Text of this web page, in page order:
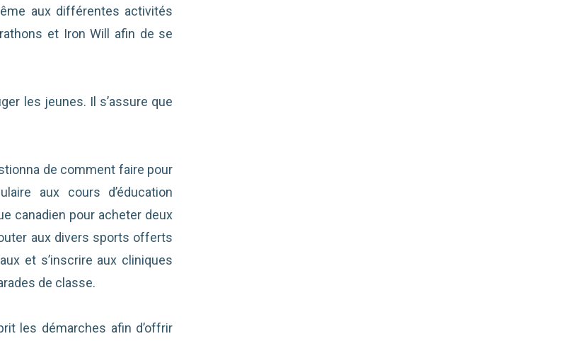
aux différentes activités
et Iron Will afin de se
les jeunes. Il s’assure que
de comment faire pour
aux cours d’éducation
canadien pour acheter deux
aux divers sports offerts
et s’inscrire aux cliniques
de classe.
les démarches afin d’offrir